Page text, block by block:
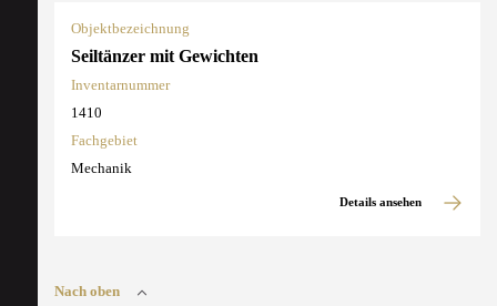
Objektbezeichnung
Seiltänzer mit Gewichten
Inventarnummer
1410
Fachgebiet
Mechanik
Details ansehen
Nach oben